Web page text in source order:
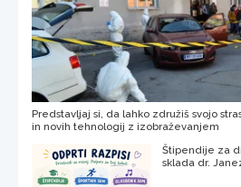
Predstavljaj si, da lahko združiš svojo
in novih tehnologij z izobraževanjem
Štipendije za
sklada dr.